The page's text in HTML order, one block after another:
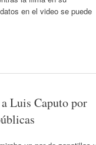
en el video se puede
Luis Caputo por